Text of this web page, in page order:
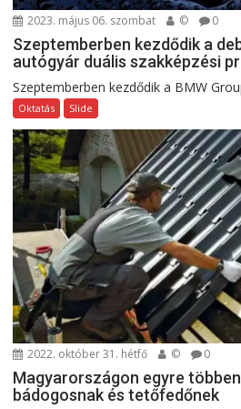
2023. május 06. szombat © 0
Szeptemberben kezdődik a
autógyár duális szakképzési
Szeptemberben kezdődik a BMW
Oktatás Slide
2022. október 31. hétfő © 0
Magyarországon egyre
bádogosnak és tetőfedőnek